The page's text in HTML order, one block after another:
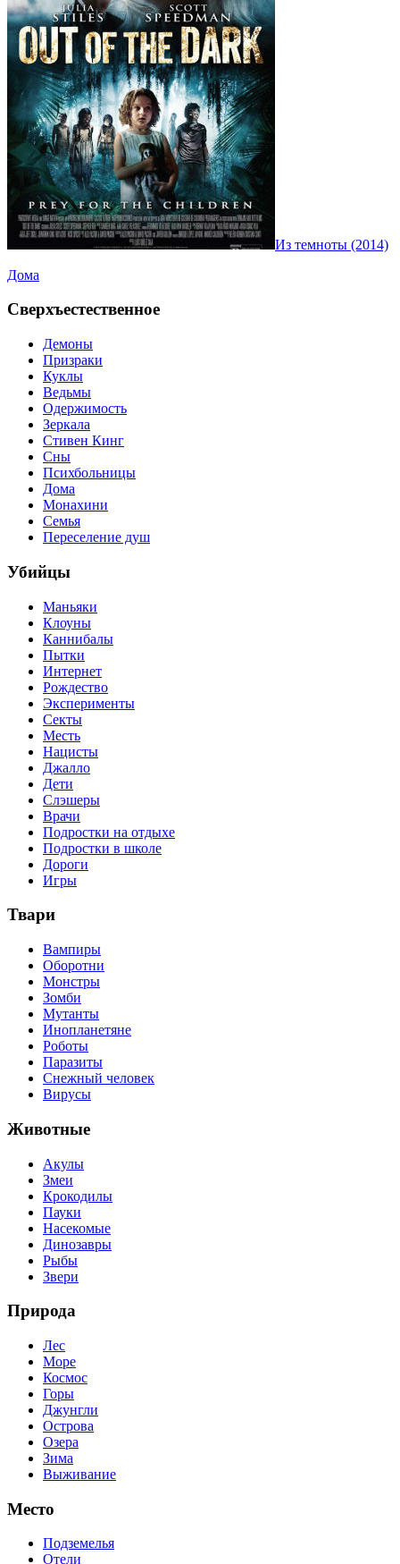
Из темноты (2014)
Дома
Сверхъестественное
Демоны
Призраки
Куклы
Ведьмы
Одержимость
Зеркала
Стивен Кинг
Сны
Психбольницы
Дома
Монахини
Семья
Переселение душ
Убийцы
Маньяки
Клоуны
Каннибалы
Пытки
Интернет
Рождество
Эксперименты
Секты
Месть
Нацисты
Джалло
Дети
Слэшеры
Врачи
Подростки на отдыхе
Подростки в школе
Дороги
Игры
Твари
Вампиры
Оборотни
Монстры
Зомби
Мутанты
Инопланетяне
Роботы
Паразиты
Снежный человек
Вирусы
Животные
Акулы
Змеи
Крокодилы
Пауки
Насекомые
Динозавры
Рыбы
Звери
Природа
Лес
Море
Космос
Горы
Джунгли
Острова
Озера
Зима
Выживание
Место
Подземелья
Отели